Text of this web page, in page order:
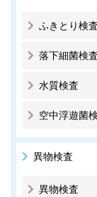
ふきとり検
落下細菌検査
水質検査
空中浮遊菌
異物検査
異物検査